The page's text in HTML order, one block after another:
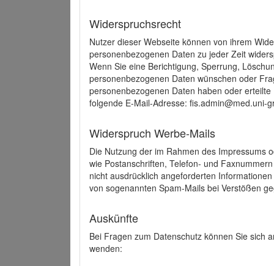
Widerspruchsrecht
Nutzer dieser Webseite können von ihrem
personenbezogenen Daten zu jeder Zeit
Wenn Sie eine Berichtigung, Sperrung,
personenbezogenen Daten wünschen oder
personenbezogenen Daten haben oder
folgende E-Mail-Adresse: fis.admin@med.uni-
Widerspruch Werbe-Mails
Die Nutzung der im Rahmen des Impressums
wie Postanschriften, Telefon- und
nicht ausdrücklich angeforderten
von sogenannten Spam-Mails bei Verstößen
Auskünfte
Bei Fragen zum Datenschutz können Sie sich
wenden: